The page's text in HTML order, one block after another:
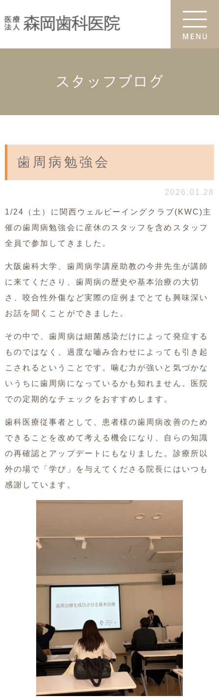
スタッフブログ
歯周病勉強会
2026.01.28
1/24（土）に関西ウェルビーイングクラブ(KWC)主
催の歯周病勉強会に産休のスタッフを含めスタッフ
全員で参加してきました。
大阪歯科大学、 歯周病学講座助教の今井先生が講師
に来てくださり、歯周病の歴史や基本治療の大切
さ、咬合性外傷など実際の症例までとても興味深い
お話を聞くことができました。
その中で、歯周病は細菌感染だけによって発症する
ものではなく、過度な嚙み合わせによっても引き起
こされるということです。噛む力が強いと気づかな
いうちに歯周病になっているかも知れません。医院
での定期的なチェックをおすすめします。
歯科医療従事者として、患者様の歯周病改善のため
できることを改めて考える機会になり、自らの知識
の再確認とアップデートにもなりました。診療所以
外の場で「学び」を与えてくださる院長にはいつも
感謝しています。